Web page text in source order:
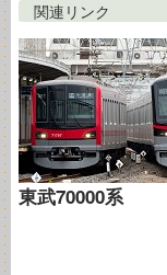
関連リンク
東武70000系